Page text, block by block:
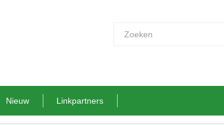
Nieuw Linkpartners